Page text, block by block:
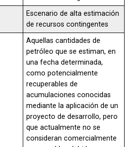
Escenario de alta estimación
de recursos contingentes
Aquellas cantidades de
petróleo que se estiman, en
una fecha determinada,
como potencialmente
recuperables de
acumulaciones conocidas
mediante la aplicación de un
proyecto de desarrollo, pero
que actualmente no se
consideran comercialmente